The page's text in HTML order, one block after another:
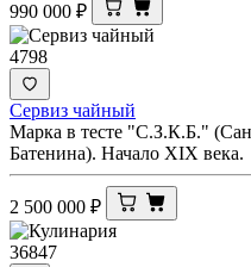
990 000 ₽
4798
Сервиз чайный
Марка в тесте "С.З.К.Б."
Батенина). Начало XIX века.
2 500 000 ₽
36847